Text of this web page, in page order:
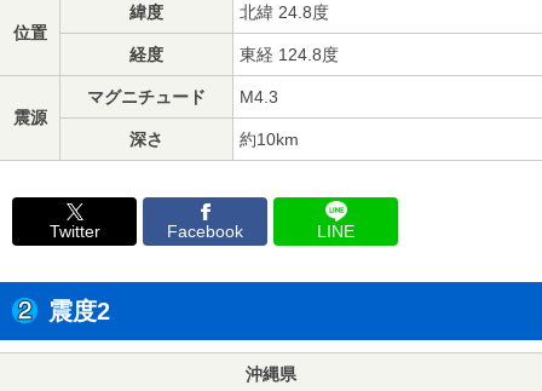
位置
緯度 北緯 24.8度
経度 東経 124.8度
震源
マグニチュード M4.3
深さ 約10km
Twitter Facebook LINE
震度2
沖縄県